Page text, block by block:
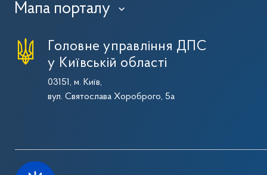
Мапа порталу ›
Головне управління ДПС
у Київській області
03151, м. Київ,
вул. Святослава Хороброго, 5а